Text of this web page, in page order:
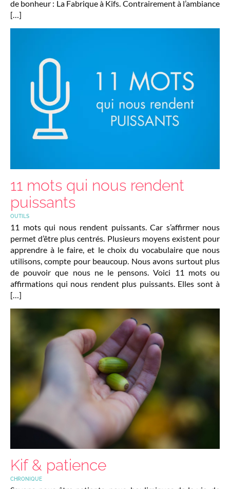
de bonheur : La Fabrique à Kifs. Contrairement à l’ambiance
[…]
11 mots qui nous rendent
puissants
OUTILS
11 mots qui nous rendent puissants. Car s’affirmer nous
permet d’être plus centrés. Plusieurs moyens existent pour
apprendre à le faire, et le choix du vocabulaire que nous
utilisons, compte pour beaucoup. Nous avons surtout plus
de pouvoir que nous ne le pensons. Voici 11 mots ou
affirmations qui nous rendent plus puissants. Elles sont à
[…]
Kif & patience
CHRONIQUE